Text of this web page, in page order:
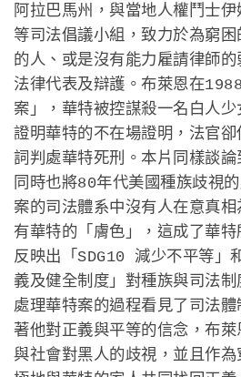
阿拉巴馬州，與當地人權鬥士
等司法倡議小組，致力於為窮困
的人、或是沒有能力雇請律師
法律代表及辯護。布萊恩在
案」，華特被控謀殺一名白人
證明華特的不在場證明，法官
詞判處華特死刑。本片同樣談論
同時也將80年代美國種族歧視
案的司法體系中沒有人在意真
有華特的「膚色」，這成了華
反映出「SDG10 減少不平等」
義及健全制度」對種族與司法
處理華特案的過程看見了司法
著他對正義與平等的信念，布萊
與社會對黑人的歧視，並且作